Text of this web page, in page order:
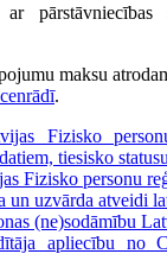
ar pārstāvniecības
maksu
.
Fizisko
tiesisko
Fizisko personu
un uzvārda atveidi
(ne)sodāmību
apliecību no